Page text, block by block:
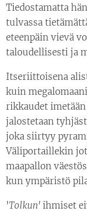
Tiedostamatta
tulvassa
eteenpäin vievä
taloudellisesti ja
Itseriittoisena
kuin
rikkaudet
jalostetaan
joka siirtyy
Väliportaillekin
maapallon
kun ympäristö
'Tolkun' ihmiset